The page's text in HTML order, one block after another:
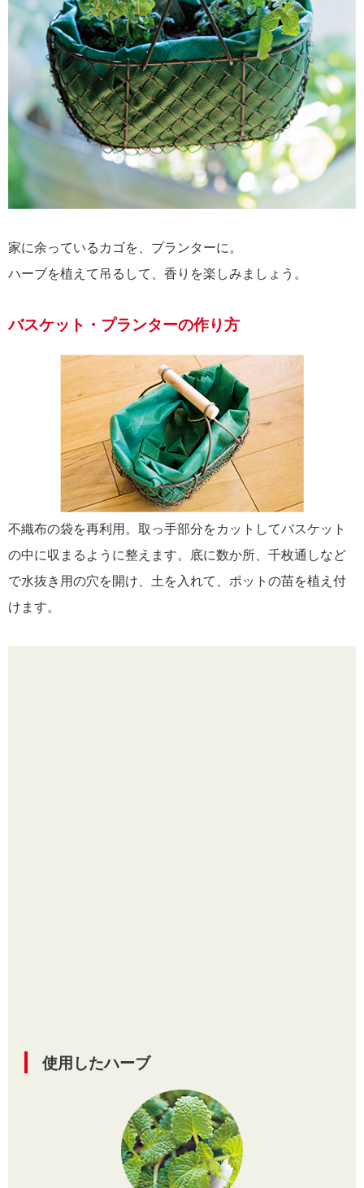
家に余っているカゴを、プランターに。
ハーブを植えて吊るして、香りを楽しみましょう。
バスケット・プランターの作り方
不織布の袋を再利用。取っ手部分をカットしてバスケット
の中に収まるように整えます。底に数か所、千枚通しなど
で水抜き用の穴を開け、土を入れて、ポットの苗を植え付
けます。
使用したハーブ